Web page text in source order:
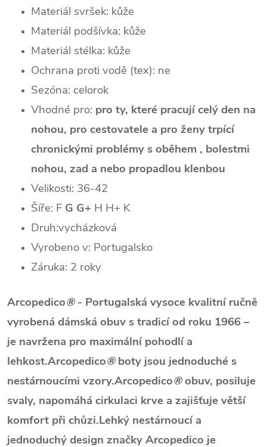
Materiál svršek: kůže
Materiál podšívka: kůže
Materiál stélka: kůže
Ochrana proti vodě (tex): ne
Sezóna: celorok
Vhodné pro: pro ty, které pracují celý den na
nohou, pro cestovatele a pro ženy trpící
chronickými problémy s oběhem , bolestmi
nohou, zad a nebo propadlou klenbou
Velikosti: 36-42
Šíře: F G G+ H H+ K
Druh:vycházková
Vyrobeno v: Portugalsko
Záruka: 2 roky
Arcopedico®- Portugalská vysoce kvalitní ručně
vyrobená dámská obuv s tradicí od roku 1966 –
je navržena pro maximální pohodlí a
lehkost.Arcopedico®boty jsou jednoduché s
nestárnoucími vzory.Arcopedico®obuv, posiluje
svaly, napomáhá cirkulaci krve a zajišťuje větší
komfort při chůzi.Lehký nestárnoucí a
jednoduchý design značky Arcopedico je